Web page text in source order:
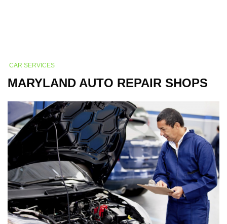
CAR SERVICES
MARYLAND AUTO REPAIR SHOPS